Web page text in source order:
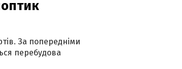
За попередніми
перебудова